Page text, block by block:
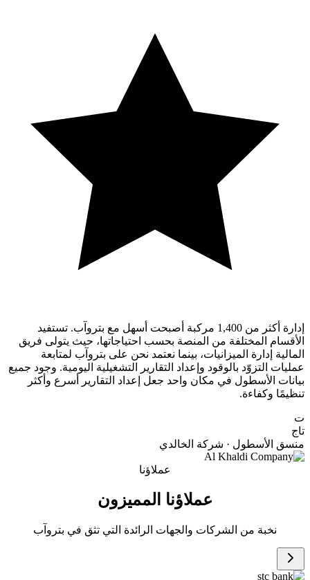
إدارة أكثر من 1,400 مركبة أصبحت أسهل مع بتروآب. تستفيد
الأقسام المختلفة من المنصة بحسب احتياجاتها، حيث يتولى فريق
المالية إدارة الميزانيات، بينما نعتمد نحن على بتروآب لمتابعة
عمليات التزوّد بالوقود وإعداد التقارير التشغيلية اليومية. وجود جميع
بيانات الأسطول في مكان واحد جعل إعداد التقارير أسرع وأكثر
تنظيمًا وكفاءة.
ت
تاج
منسق الأسطول · شركة الخالدي
عملاؤنا
عملاؤنا المميزون
نخبة من الشركات والجهات الرائدة التي تثق في بتروآب